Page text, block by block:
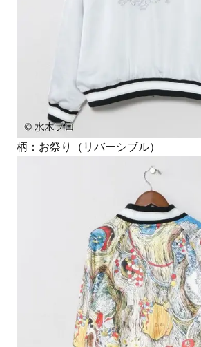
柄：お祭り（リバーシブル）